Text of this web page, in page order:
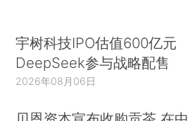
宇树科技IPO估值600亿元
DeepSeek参与战略配售
2026年08月06日